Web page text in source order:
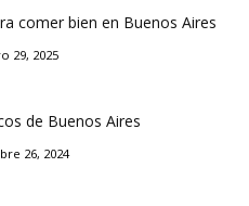
comer bien en Buenos Aires
29, 2025
de Buenos Aires
26, 2024